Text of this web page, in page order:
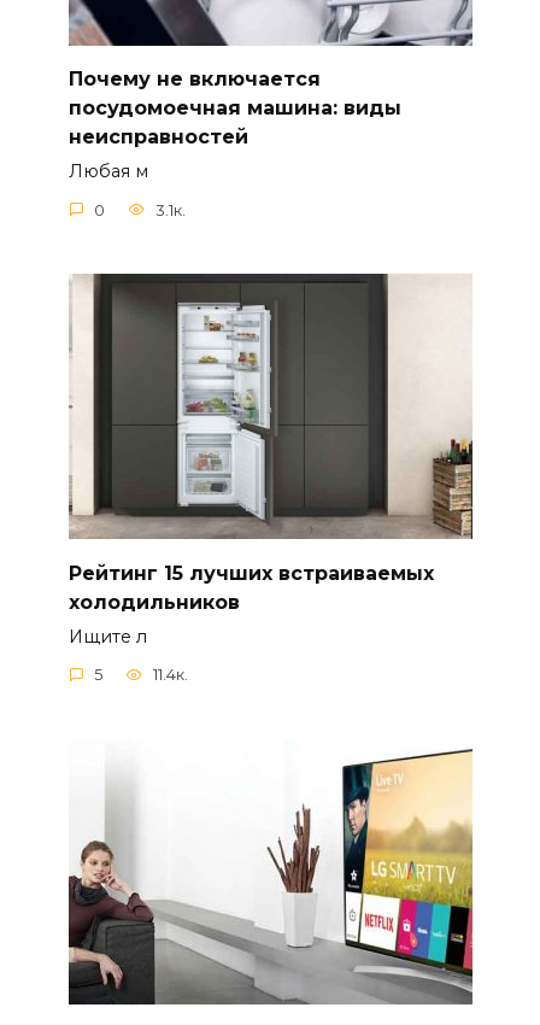
Почему не включается
посудомоечная машина: виды
неисправностей
Любая м
0 3.1к.
Рейтинг 15 лучших встраиваемых
холодильников
Ищите л
5 11.4к.